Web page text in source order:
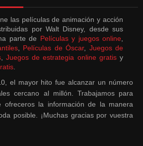
las películas de animación y acción
por Walt Disney, desde sus
parte de Películas y juegos online
, Películas de Óscar, Juegos de
, Juegos de estrategia online gratisy
el mayor hito fue alcanzar un número
cercano al millón. Trabajamos para
ofreceros la información de la manera
posible. ¡Muchas gracias por vuestra